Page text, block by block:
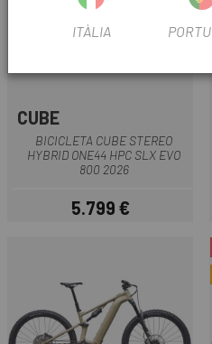
CUBE
BICICLETA CUBE STEREO
HYBRID ONE44 HPC SLX EVO
800 2026
Preu
5.799 €
ITÀLIA